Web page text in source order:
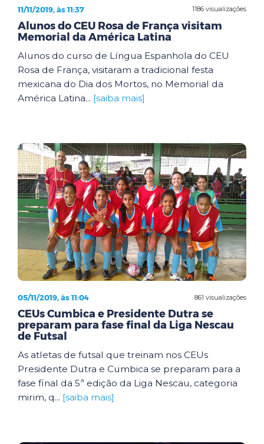
1186 visualizações
11/11/2019, às 11:37
Alunos do CEU Rosa de França visitam
Memorial da América Latina
Alunos do curso de Língua Espanhola do CEU
Rosa de França, visitaram a tradicional festa
mexicana do Dia dos Mortos, no Memorial da
América Latina... [saiba mais]
861 visualizações
05/11/2019, às 11:04
CEUs Cumbica e Presidente Dutra se
preparam para fase final da Liga Nescau
de Futsal
As atletas de futsal que treinam nos CEUs
Presidente Dutra e Cumbica se preparam para a
fase final da 5ª edição da Liga Nescau, categoria
mirim, q... [saiba mais]